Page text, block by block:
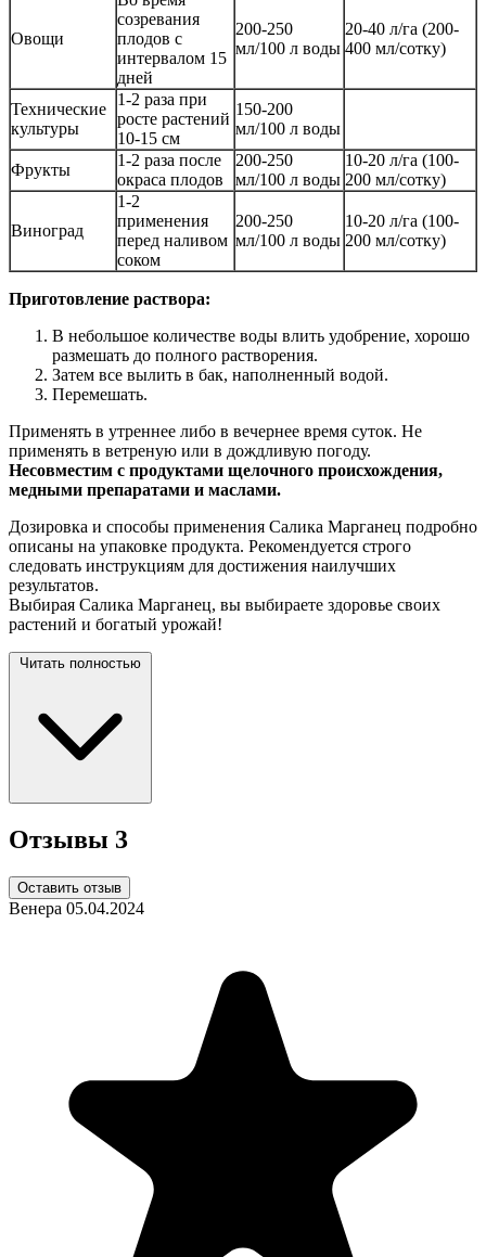
Овощи
созревания
плодов с
интервалом 15
дней
200-250
мл/100 л воды
20-40 л/га (200-
400 мл/сотку)
Технические
культуры
1-2 раза при
росте растений
10-15 см
150-200
мл/100 л воды
Фрукты
1-2 раза после
окраса плодов
200-250
мл/100 л воды
10-20 л/га (100-
200 мл/сотку)
Виноград
1-2
применения
перед наливом
соком
200-250
мл/100 л воды
10-20 л/га (100-
200 мл/сотку)
Приготовление раствора:
В небольшое количестве воды влить удобрение, хорошо
размешать до полного растворения.
Затем все вылить в бак, наполненный водой.
Перемешать.
Применять в утреннее либо в вечернее время суток. Не
применять в ветреную или в дождливую погоду.
Несовместим с продуктами щелочного происхождения,
медными препаратами и маслами.
Дозировка и способы применения Салика Марганец подробно
описаны на упаковке продукта. Рекомендуется строго
следовать инструкциям для достижения наилучших
результатов.
Выбирая Салика Марганец, вы выбираете здоровье своих
растений и богатый урожай!
Читать полностью
Отзывы 3
Оставить отзыв
Венера 05.04.2024